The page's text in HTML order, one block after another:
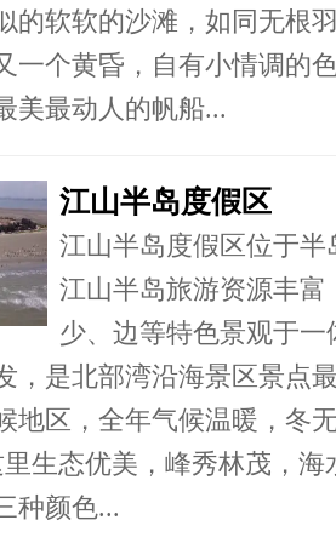
的软软的沙滩，如同无根
一个黄昏，自有小情调的
美最动人的帆船...
江山半岛度假区
江山半岛度假区位于
江山半岛旅游资源丰
少、边等特色景观于
，是北部湾沿海景区景点
地区，全年气候温暖，冬
生态优美，峰秀林茂，
种颜色...